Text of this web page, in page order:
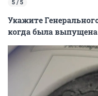
5 / 5
Укажите
когда была